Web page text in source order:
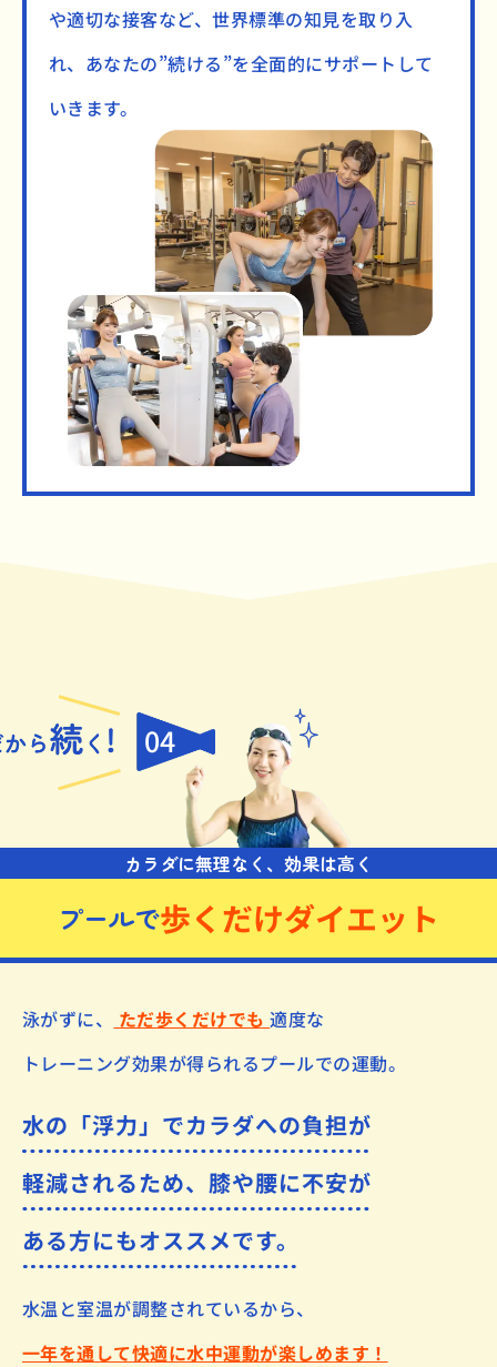
や適切な接客など、世界標準の知見を取り入
れ、あなたの”続ける”を全面的にサポートして
いきます。
プールで歩くだけダイエット
カラダに無理なく、効果は高く
04
泳がずに、 ただ歩くだけでも適度な
トレーニング効果が得られるプールでの運動。
水の「浮力」でカラダへの負担が
軽減されるため、膝や腰に不安が
ある方にもオススメです。
水温と室温が調整されているから、
一年を通して快適に水中運動が楽しめます！